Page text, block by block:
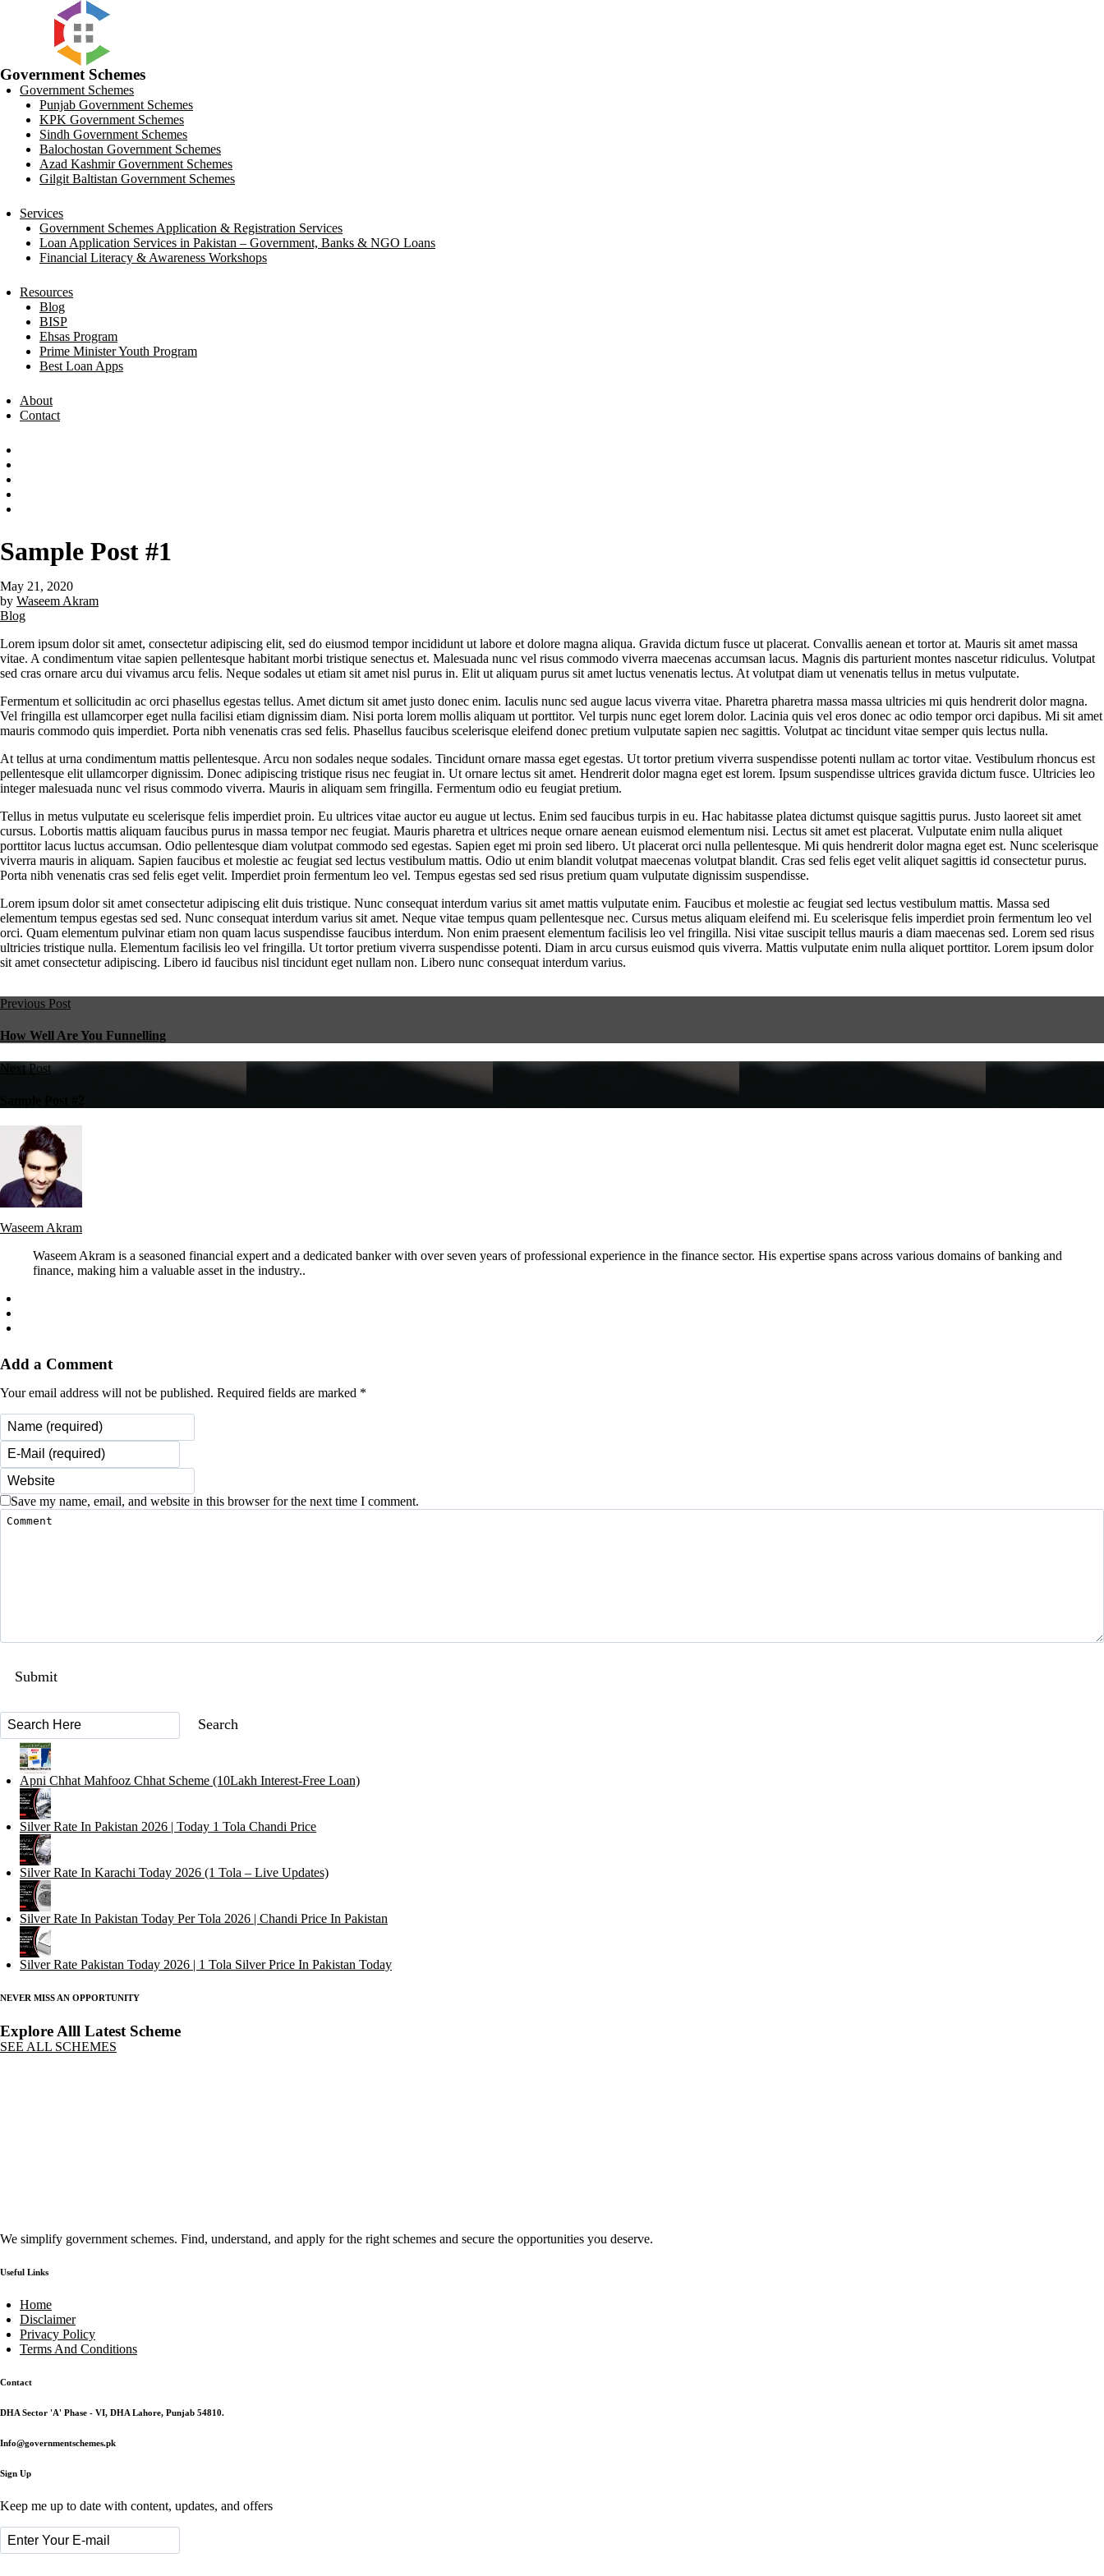
Government Schemes
Government Schemes
Punjab Government Schemes
KPK Government Schemes
Sindh Government Schemes
Balochostan Government Schemes
Azad Kashmir Government Schemes
Gilgit Baltistan Government Schemes
Services
Government Schemes Application & Registration Services
Loan Application Services in Pakistan – Government, Banks & NGO Loans
Financial Literacy & Awareness Workshops
Resources
Blog
BISP
Ehsas Program
Prime Minister Youth Program
Best Loan Apps
About
Contact
Sample Post #1
May 21, 2020
by Waseem Akram
Blog
Lorem ipsum dolor sit amet, consectetur adipiscing elit, sed do eiusmod tempor incididunt ut labore et dolore magna aliqua. Gravida dictum fusce ut placerat. Convallis aenean et tortor at. Mauris sit amet massa
vitae. A condimentum vitae sapien pellentesque habitant morbi tristique senectus et. Malesuada nunc vel risus commodo viverra maecenas accumsan lacus. Magnis dis parturient montes nascetur ridiculus. Volutpat
sed cras ornare arcu dui vivamus arcu felis. Neque sodales ut etiam sit amet nisl purus in. Elit ut aliquam purus sit amet luctus venenatis lectus. At volutpat diam ut venenatis tellus in metus vulputate.
Fermentum et sollicitudin ac orci phasellus egestas tellus. Amet dictum sit amet justo donec enim. Iaculis nunc sed augue lacus viverra vitae. Pharetra pharetra massa massa ultricies mi quis hendrerit dolor magna.
Vel fringilla est ullamcorper eget nulla facilisi etiam dignissim diam. Nisi porta lorem mollis aliquam ut porttitor. Vel turpis nunc eget lorem dolor. Lacinia quis vel eros donec ac odio tempor orci dapibus. Mi sit amet
mauris commodo quis imperdiet. Porta nibh venenatis cras sed felis. Phasellus faucibus scelerisque eleifend donec pretium vulputate sapien nec sagittis. Volutpat ac tincidunt vitae semper quis lectus nulla.
At tellus at urna condimentum mattis pellentesque. Arcu non sodales neque sodales. Tincidunt ornare massa eget egestas. Ut tortor pretium viverra suspendisse potenti nullam ac tortor vitae. Vestibulum rhoncus est
pellentesque elit ullamcorper dignissim. Donec adipiscing tristique risus nec feugiat in. Ut ornare lectus sit amet. Hendrerit dolor magna eget est lorem. Ipsum suspendisse ultrices gravida dictum fusce. Ultricies leo
integer malesuada nunc vel risus commodo viverra. Mauris in aliquam sem fringilla. Fermentum odio eu feugiat pretium.
Tellus in metus vulputate eu scelerisque felis imperdiet proin. Eu ultrices vitae auctor eu augue ut lectus. Enim sed faucibus turpis in eu. Hac habitasse platea dictumst quisque sagittis purus. Justo laoreet sit amet
cursus. Lobortis mattis aliquam faucibus purus in massa tempor nec feugiat. Mauris pharetra et ultrices neque ornare aenean euismod elementum nisi. Lectus sit amet est placerat. Vulputate enim nulla aliquet
porttitor lacus luctus accumsan. Odio pellentesque diam volutpat commodo sed egestas. Sapien eget mi proin sed libero. Ut placerat orci nulla pellentesque. Mi quis hendrerit dolor magna eget est. Nunc scelerisque
viverra mauris in aliquam. Sapien faucibus et molestie ac feugiat sed lectus vestibulum mattis. Odio ut enim blandit volutpat maecenas volutpat blandit. Cras sed felis eget velit aliquet sagittis id consectetur purus.
Porta nibh venenatis cras sed felis eget velit. Imperdiet proin fermentum leo vel. Tempus egestas sed sed risus pretium quam vulputate dignissim suspendisse.
Lorem ipsum dolor sit amet consectetur adipiscing elit duis tristique. Nunc consequat interdum varius sit amet mattis vulputate enim. Faucibus et molestie ac feugiat sed lectus vestibulum mattis. Massa sed
elementum tempus egestas sed sed. Nunc consequat interdum varius sit amet. Neque vitae tempus quam pellentesque nec. Cursus metus aliquam eleifend mi. Eu scelerisque felis imperdiet proin fermentum leo vel
orci. Quam elementum pulvinar etiam non quam lacus suspendisse faucibus interdum. Non enim praesent elementum facilisis leo vel fringilla. Nisi vitae suscipit tellus mauris a diam maecenas sed. Lorem sed risus
ultricies tristique nulla. Elementum facilisis leo vel fringilla. Ut tortor pretium viverra suspendisse potenti. Diam in arcu cursus euismod quis viverra. Mattis vulputate enim nulla aliquet porttitor. Lorem ipsum dolor
sit amet consectetur adipiscing. Libero id faucibus nisl tincidunt eget nullam non. Libero nunc consequat interdum varius.
Previous Post
How Well Are You Funnelling
Next Post
Waseem Akram
Waseem Akram is a seasoned financial expert and a dedicated banker with over seven years of professional experience in the finance sector. His expertise spans across various domains of banking and
finance, making him a valuable asset in the industry..
Add a Comment
Your email address will not be published. Required fields are marked *
Save my name, email, and website in this browser for the next time I comment.
Apni Chhat Mahfooz Chhat Scheme (10Lakh Interest-Free Loan)
Silver Rate In Pakistan 2026 | Today 1 Tola Chandi Price
Silver Rate In Karachi Today 2026 (1 Tola – Live Updates)
Silver Rate In Pakistan Today Per Tola 2026 | Chandi Price In Pakistan
Silver Rate Pakistan Today 2026 | 1 Tola Silver Price In Pakistan Today
NEVER MISS AN OPPORTUNITY
Explore Alll Latest Scheme
SEE ALL SCHEMES
We simplify government schemes. Find, understand, and apply for the right schemes and secure the opportunities you deserve.
Useful Links
Home
Disclaimer
Privacy Policy
Terms And Conditions
Contact
DHA Sector 'A' Phase - VI, DHA Lahore, Punjab 54810.
Info@governmentschemes.pk
Sign Up
Keep me up to date with content, updates, and offers